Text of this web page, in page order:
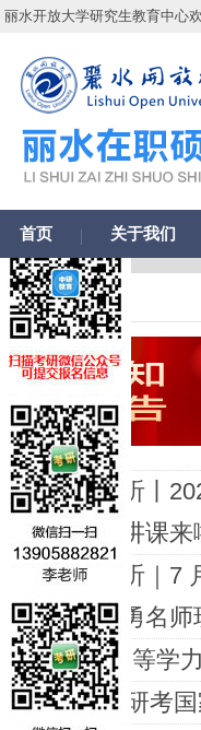
丽水开放大学研究生教育中心
首页 关于我们
免费试听丨
专题宣讲课来
免费试听｜7
——康勇名师
2026 同等学
2026年研考